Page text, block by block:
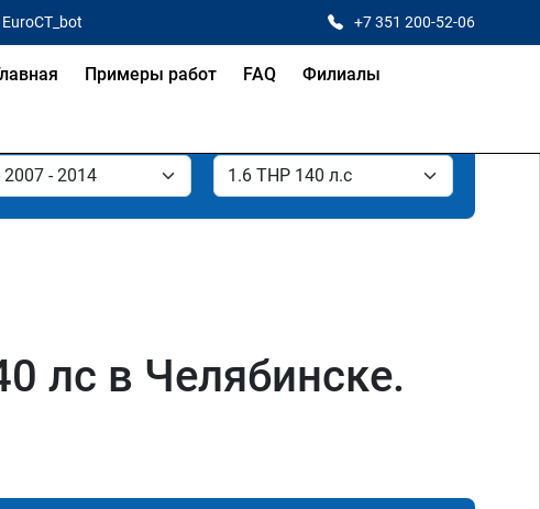
+7 351 200-52-06
Примеры работ FAQ Филиалы
лс в Челябинске.